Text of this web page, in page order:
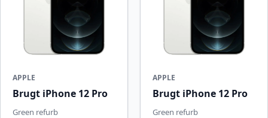
APPLE
Brugt iPhone 12 Pro
Green refurb
APPLE
Brugt iPhone 12 Pro
Green refurb